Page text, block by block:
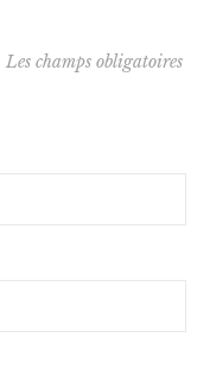
Les champs obligatoires